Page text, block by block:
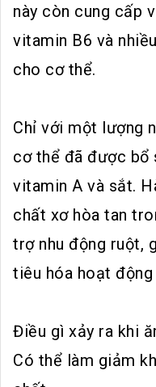
này còn cung cấp
vitamin B6 và
cho cơ thể.
Chỉ với một lượng
cơ thể đã được bổ
vitamin A và sắt.
chất xơ hòa tan
trợ nhu động ruột,
tiêu hóa hoạt động
Điều gì xảy ra khi
Có thể làm giảm